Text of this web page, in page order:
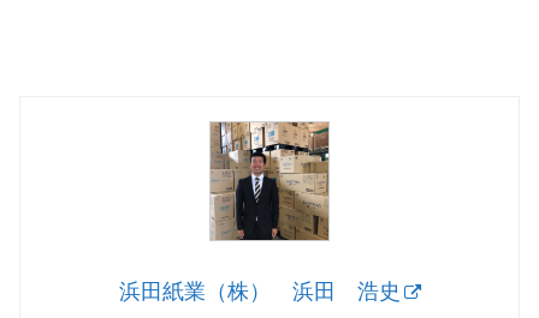
浜田紙業（株） 浜田 浩史